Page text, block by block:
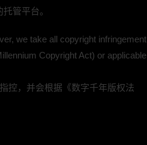
管平台。
we take all copyright infringement
Copyright Act) or applicable
控，并会根据《数字千年版权法